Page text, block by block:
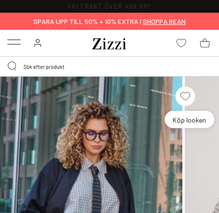
FRI FRAKT ÖVER 499 KR*
SPARA UPP TILL 50% + 10% EXTRA | SHOPPA REAN
Menu
Köp looken